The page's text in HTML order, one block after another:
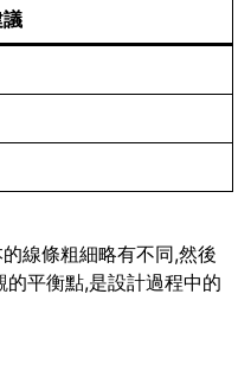
線條粗細略有不同,然後
平衡點,是設計過程中的